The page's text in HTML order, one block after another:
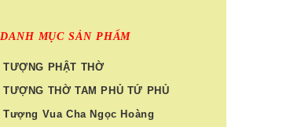
DANH MỤC SẢN PHẨM
TƯỢNG PHẬT THỜ
TƯỢNG THỜ TAM PHỦ TỨ PHỦ
Tượng Vua Cha Ngọc Hoàng